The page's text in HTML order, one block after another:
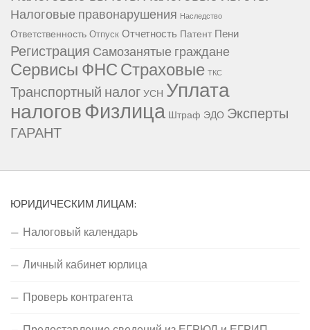
Налоговые правонарушения Наследство
Ответственность Отпуск Отчетность Патент Пени
Регистрация Самозанятые граждане
Сервисы ФНССтраховые ТКС
Транспортный налогУСН Уплата
налоговФизлица Штраф ЭДО Эксперты
ГАРАНТ
ЮРИДИЧЕСКИМ ЛИЦАМ:
Налоговый календарь
Личный кабинет юрлица
Проверь контрагента